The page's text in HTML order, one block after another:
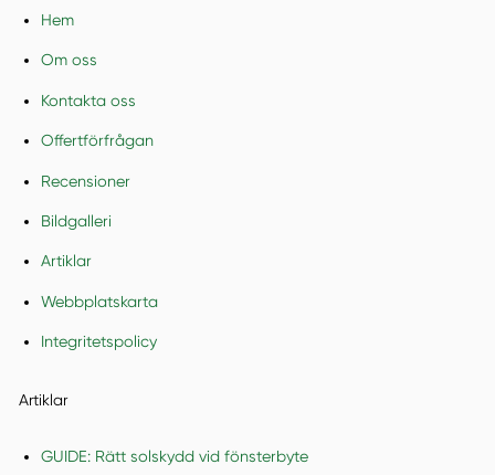
Hem
Om oss
Kontakta oss
Offertförfrågan
Recensioner
Bildgalleri
Artiklar
Webbplatskarta
Integritetspolicy
Artiklar
GUIDE: Rätt solskydd vid fönsterbyte